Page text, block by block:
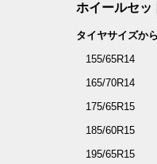
ホイールセッ
タイヤサイズか
155/65R14
165/70R14
175/65R15
185/60R15
195/65R15